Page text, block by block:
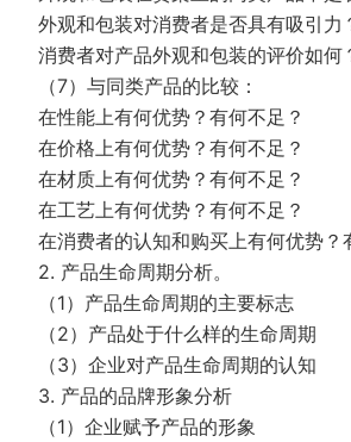
外观和包装对消费者是否具有吸引力
消费者对产品外观和包装的评价如何
（7）与同类产品的比较：
在性能上有何优势？有何不足？
在价格上有何优势？有何不足？
在材质上有何优势？有何不足？
在工艺上有何优势？有何不足？
在消费者的认知和购买上有何优势？
2. 产品生命周期分析。
（1）产品生命周期的主要标志
（2）产品处于什么样的生命周期
（3）企业对产品生命周期的认知
3. 产品的品牌形象分析
（1）企业赋予产品的形象